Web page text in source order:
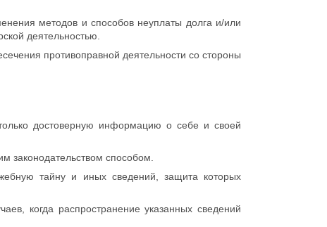
методов и способов неуплаты долга и/или
деятельностью.
противоправной деятельности со стороны
достоверную информацию о себе и своей
способом.
тайну и иных сведений, защита которых
когда распространение указанных сведений